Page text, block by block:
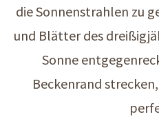
die Sonnenstrahlen zu
und Blätter des
Sonne
Beckenrand